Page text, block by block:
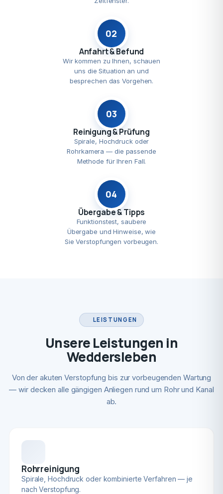
02
Anfahrt & Befund
Wir kommen zu Ihnen, schauen
uns die Situation an und
besprechen das Vorgehen.
03
Reinigung & Prüfung
Spirale, Hochdruck oder
Rohrkamera — die passende
Methode für Ihren Fall.
04
Übergabe & Tipps
Funktionstest, saubere
Übergabe und Hinweise, wie
Sie Verstopfungen vorbeugen.
LEISTUNGEN
Unsere Leistungen in
Weddersleben
Von der akuten Verstopfung bis zur vorbeugenden Wartung
— wir decken alle gängigen Anliegen rund um Rohr und Kanal
ab.
Rohrreinigung
Spirale, Hochdruck oder kombinierte Verfahren — je
nach Verstopfung.